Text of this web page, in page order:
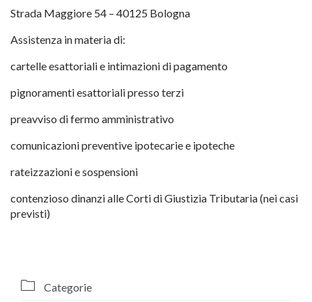
Strada Maggiore 54 – 40125 Bologna
Assistenza in materia di:
cartelle esattoriali e intimazioni di pagamento
pignoramenti esattoriali presso terzi
preavviso di fermo amministrativo
comunicazioni preventive ipotecarie e ipoteche
rateizzazioni e sospensioni
contenzioso dinanzi alle Corti di Giustizia Tributaria (nei casi
previsti)
 Categorie